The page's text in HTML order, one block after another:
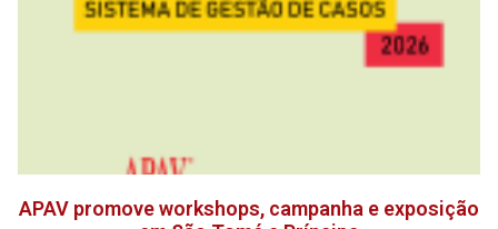
APAV promove workshops, campanha e exposição